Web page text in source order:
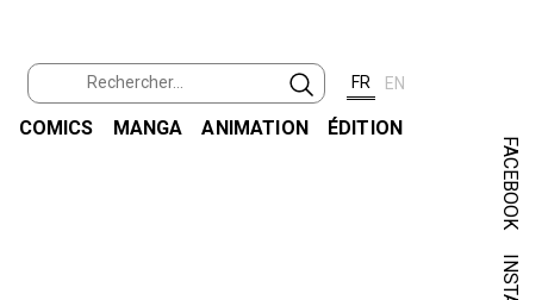
FR EN
COMICS MANGA ANIMATION ÉDITION
FACEBOOK